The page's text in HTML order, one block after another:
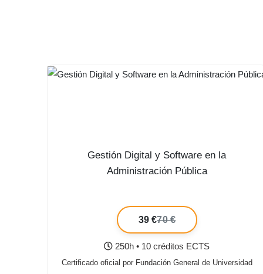
Gestión Digital y Software en la
Administración Pública
39 €70 €
250h • 10 créditos ECTS
Certificado oficial por Fundación General de Universidad